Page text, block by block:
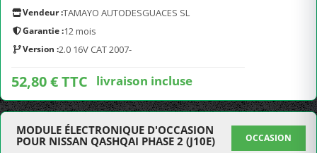
Vendeur :TAMAYO AUTODESGUACES SL
Garantie :12 mois
Version :2.0 16V CAT 2007-
52,80 € TTC livraison incluse
MODULE ÉLECTRONIQUE D'OCCASION
POUR NISSAN QASHQAI PHASE 2 (J10E)
OCCASION